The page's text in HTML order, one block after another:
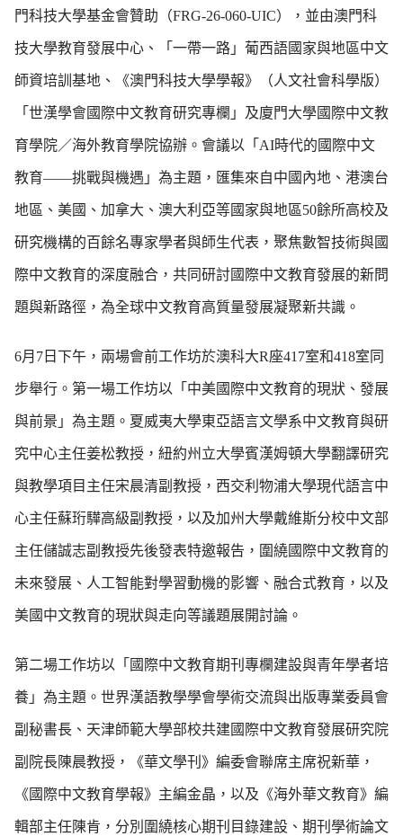
門科技大學基金會贊助（FRG-26-060-UIC），並由澳門科
技大學教育發展中心、「一帶一路」葡西語國家與地區中文
師資培訓基地、《澳門科技大學學報》（人文社會科學版）
「世漢學會國際中文教育研究專欄」及廈門大學國際中文教
育學院／海外教育學院協辦。會議以「AI時代的國際中文
教育——挑戰與機遇」為主題，匯集來自中國內地、港澳台
地區、美國、加拿大、澳大利亞等國家與地區50餘所高校及
研究機構的百餘名專家學者與師生代表，聚焦數智技術與國
際中文教育的深度融合，共同研討國際中文教育發展的新問
題與新路徑，為全球中文教育高質量發展凝聚新共識。
6月7日下午，兩場會前工作坊於澳科大R座417室和418室同
步舉行。第一場工作坊以「中美國際中文教育的現狀、發展
與前景」為主題。夏威夷大學東亞語言文學系中文教育與研
究中心主任姜松教授，紐約州立大學賓漢姆頓大學翻譯研究
與教學項目主任宋晨清副教授，西交利物浦大學現代語言中
心主任蘇珩驊高級副教授，以及加州大學戴維斯分校中文部
主任儲誠志副教授先後發表特邀報告，圍繞國際中文教育的
未來發展、人工智能對學習動機的影響、融合式教育，以及
美國中文教育的現狀與走向等議題展開討論。
第二場工作坊以「國際中文教育期刊專欄建設與青年學者培
養」為主題。世界漢語教學學會學術交流與出版專業委員會
副秘書長、天津師範大學部校共建國際中文教育發展研究院
副院長陳晨教授，《華文學刊》編委會聯席主席祝新華，
《國際中文教育學報》主編金晶，以及《海外華文教育》編
輯部主任陳肯，分別圍繞核心期刊目錄建設、期刊學術論文